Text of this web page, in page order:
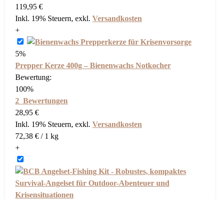
119,95 €
Inkl. 19% Steuern, exkl. Versandkosten
+
5%
Prepper Kerze 400g – Bienenwachs Notkocher
Bewertung:
100%
2 Bewertungen
28,95 €
Inkl. 19% Steuern, exkl. Versandkosten
72,38 € / 1 kg
+